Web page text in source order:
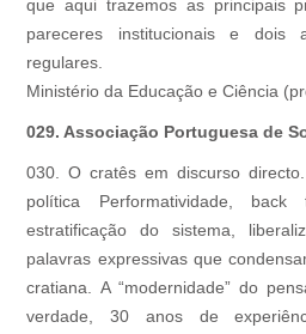
que aqui trazemos as principais
pareceres institucionais e dois
regulares.
Ministério da Educação e Ciência
029. Associação Portuguesa de
030. O cratês em discurso
política Performatividade,
estratificação do sistema,
palavras expressivas que
cratiana. A “modernidade” do
verdade, 30 anos de